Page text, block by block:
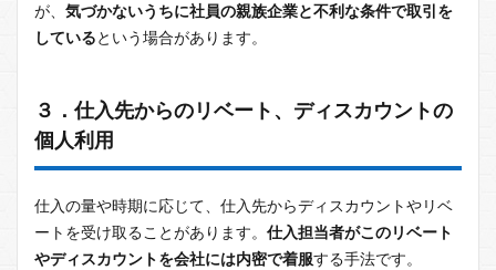
が、 気づかないうちに社員の親族企業と不利な条件で取引を
しているという場合があります。
３．仕入先からのリベート、ディスカウントの
個人利用
仕入の量や時期に応じて、仕入先からディスカウントやリベ
ートを受け取ることがあります。 仕入担当者がこのリベート
やディスカウントを会社には内密で着服する手法です。